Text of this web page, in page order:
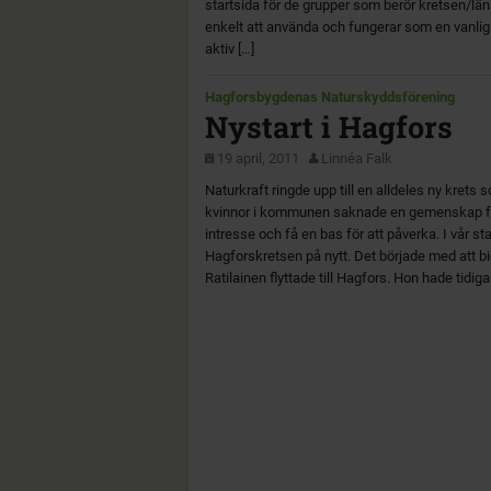
startsida för de grupper som berör kretsen/
enkelt att använda och fungerar som en
aktiv […]
Hagforsbygdenas Naturskyddsförening
Nystart i Hagfors
19 april, 2011
Linnéa Falk
Naturkraft ringde upp till en alldeles ny krets
kvinnor i kommunen saknade en gemenskap
intresse och få en bas för att påverka. I vår
Hagforskretsen på nytt. Det började med att
Ratilainen flyttade till Hagfors. Hon hade